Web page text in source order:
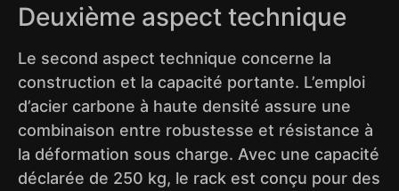
Deuxième aspect technique
Le second aspect technique concerne la
construction et la capacité portante. L’emploi
d’acier carbone à haute densité assure une
combinaison entre robustesse et résistance à
la déformation sous charge. Avec une capacité
déclarée de 250 kg, le rack est conçu pour des